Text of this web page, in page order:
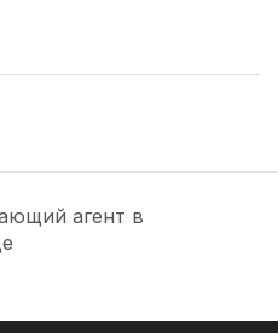
агент в